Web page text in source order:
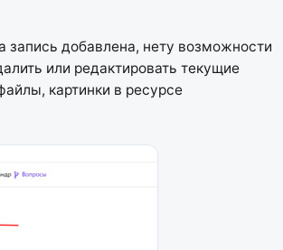
запись добавлена, нету возможности
или редактировать текущие
картинки в ресурсе